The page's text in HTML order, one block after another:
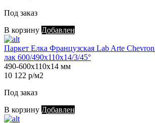
Под заказ
В корзину Добавлен
Паркет Елка Французская Lab Arte
лак 600/490х110х14/3/45°
490-600х110х14 мм
10 122 р/м2
Под заказ
В корзину Добавлен